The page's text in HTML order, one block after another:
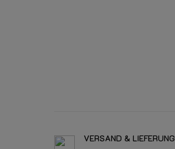
VERSAND & LIEFERUNG